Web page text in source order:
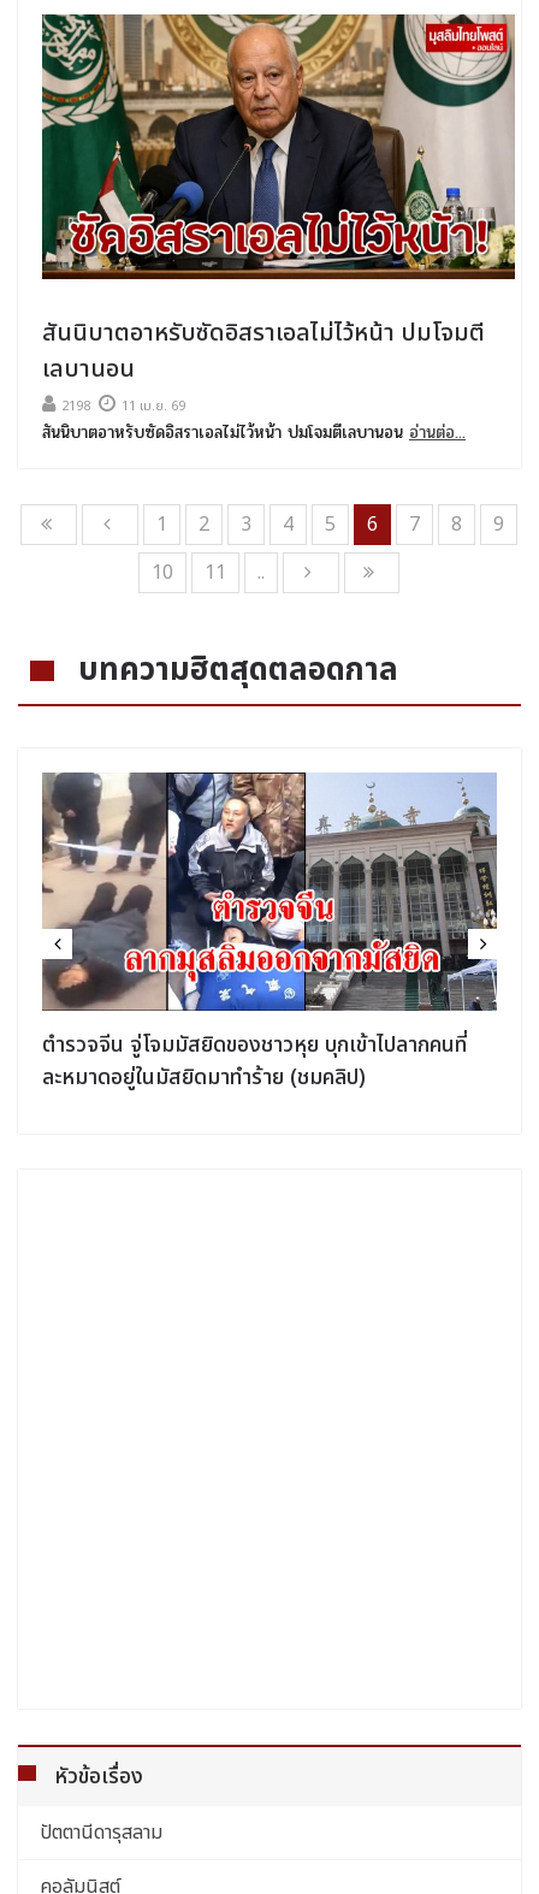
สันนิบาตอาหรับซัดอิสราเอลไม่ไว้หน้า ปมโจมตี
เลบานอน
2198 11 เม.ย. 69
สันนิบาตอาหรับซัดอิสราเอลไม่ไว้หน้า ปมโจมตีเลบานอน อ่านต่อ...
1 2 3 4 5 6 7 8
9
10
11 ..
บทความฮิตสุดตลอดกาล
ตำรวจจีน จู่โจมมัสยิดของชาวหุย บุกเข้าไปลากคนที่
ละหมาดอยู่ในมัสยิดมาทำร้าย (ชมคลิป)
หัวข้อเรื่อง
ปัตตานีดารุสลาม
คอลัมนิสต์